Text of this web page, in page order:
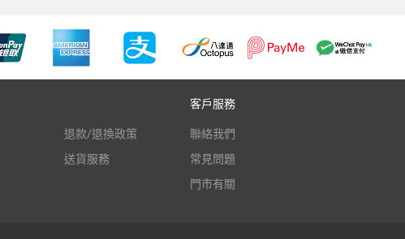
退款/退換政策
送貨服務
客戶服務
聯絡我們
常見問題
門市有關